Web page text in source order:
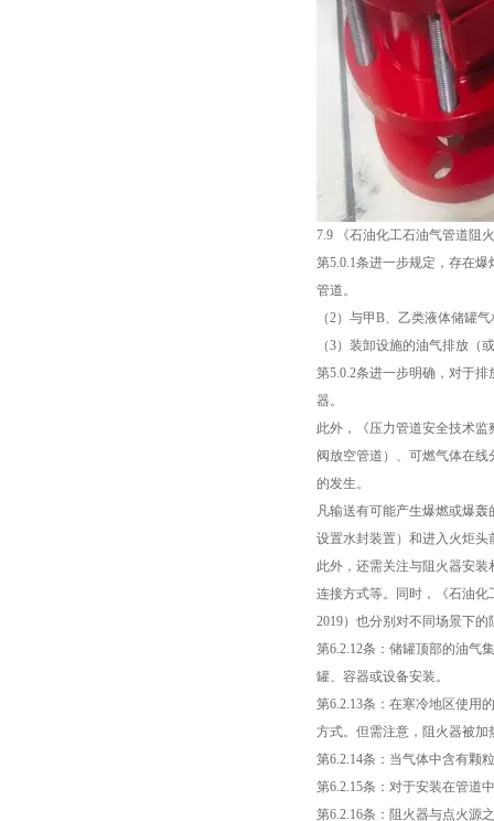
7.9 《石油化工石油气管道阻
第5.0.1条进一步规定，存在
管道。
（2）与甲B、乙类液体储罐
（3）装卸设施的油气排放（
第5.0.2条进一步明确，对于
器。
此外，《压力管道安全技术
阀放空管道）、可燃气体在
的发生。
凡输送有可能产生爆燃或爆
设置水封装置）和进入火炬
此外，还需关注与阻火器安装
连接方式等。同时，《石油化
2019）也分别对不同场景下
第6.2.12条：储罐顶部的油气
罐、容器或设备安装。
第6.2.13条：在寒冷地区使用
方式。但需注意，阻火器被
第6.2.14条：当气体中含有颗
第6.2.15条：对于安装在管道
第6.2.16条：阻火器与点火源